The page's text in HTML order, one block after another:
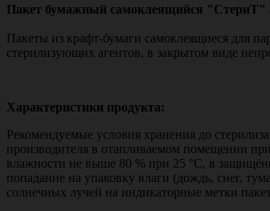
Пакет бумажный самоклеящийся
Пакеты из крафт-бумаги самоклеящиеся для
стерилизующих агентов, в закрытом виде
Характеристики продукта:
Рекомендуемые условия хранения до
производителя в отапливаемом помещении
влажности не выше 80 % при 25 °С, в
попадание на упаковку влаги (дождь, снег,
солнечных лучей на индикаторные метки